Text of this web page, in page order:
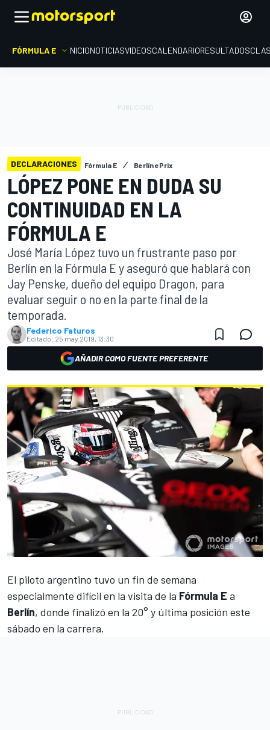
FÓRMULA E INICIONOTICIASVIDEOSCALENDARIORESULTADOS
DECLARACIONES Fórmula E Berlín ePrix
LÓPEZ PONE EN DUDA SU
CONTINUIDAD EN LA
FÓRMULA E
José María López tuvo un frustrante paso por
Berlín en la Fórmula E y aseguró que hablará con
Jay Penske, dueño del equipo Dragon, para
evaluar seguir o no en la parte final de la
temporada.
Federico Faturos
Editado: 25 may 2019, 13:30
AÑADIR COMO FUENTE PREFERENTE
El piloto argentino tuvo un fin de semana
especialmente difícil en la visita de la Fórmula E a
Berlín, donde finalizó en la 20° y última posición este
sábado en la carrera.